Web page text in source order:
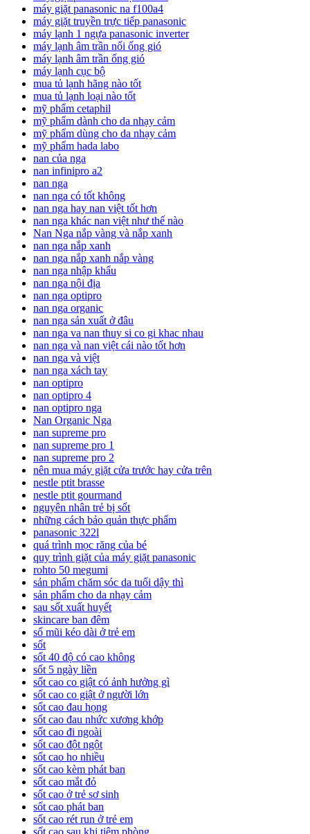
máy giặt panasonic na f100a4
máy giặt truyền trực tiếp panasonic
máy lạnh 1 ngựa panasonic inverter
máy lạnh âm trần nối ống gió
máy lạnh âm trần ống gió
máy lạnh cục bộ
mua tủ lạnh hãng nào tốt
mua tủ lạnh loại nào tốt
mỹ phẩm cetaphil
mỹ phẩm dành cho da nhạy cảm
mỹ phẩm dùng cho da nhạy cảm
mỹ phẩm hada labo
nan của nga
nan infinipro a2
nan nga
nan nga có tốt không
nan nga hay nan việt tốt hơn
nan nga khác nan việt như thế nào
Nan Nga nắp vàng và nắp xanh
nan nga nắp xanh
nan nga nắp xanh nắp vàng
nan nga nhập khẩu
nan nga nội địa
nan nga optipro
nan nga organic
nan nga sản xuất ở đâu
nan nga va nan thuy si co gi khac nhau
nan nga và nan việt cái nào tốt hơn
nan nga và việt
nan nga xách tay
nan optipro
nan optipro 4
nan optipro nga
Nan Organic Nga
nan supreme pro
nan supreme pro 1
nan supreme pro 2
nên mua máy giặt cửa trước hay cửa trên
nestle ptit brasse
nestle ptit gourmand
nguyên nhân trẻ bị sốt
những cách bảo quản thực phẩm
panasonic 322l
quá trình mọc răng của bé
quy trình giặt của máy giặt panasonic
rohto 50 megumi
sản phẩm chăm sóc da tuổi dậy thì
sản phẩm cho da nhạy cảm
sau sốt xuất huyết
skincare ban đêm
sổ mũi kéo dài ở trẻ em
sốt
sốt 40 độ có cao không
sốt 5 ngày liền
sốt cao co giật có ảnh hưởng gì
sốt cao co giật ở người lớn
sốt cao đau họng
sốt cao đau nhức xương khớp
sốt cao đi ngoài
sốt cao đột ngột
sốt cao ho nhiều
sốt cao kèm phát ban
sốt cao mắt đỏ
sốt cao ở trẻ sơ sinh
sốt cao phát ban
sốt cao rét run ở trẻ em
sốt cao sau khi tiêm phòng